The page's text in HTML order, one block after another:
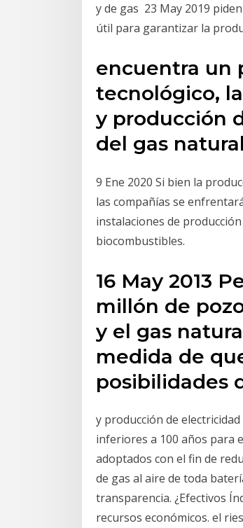
y de gas 23 May 2019
útil para garantizar la
encuentra un
tecnológico,
y producción
del gas
9 Ene 2020 Si bien la
las compañías se
instalaciones de
biocombustibles.
16 May 2013
millón de
y el gas
medida de
posibilidades
y producción de
inferiores a 100 años para
adoptados con el fin de
de gas al aire de toda
transparencia. ¿Efectivos
recursos económicos. el